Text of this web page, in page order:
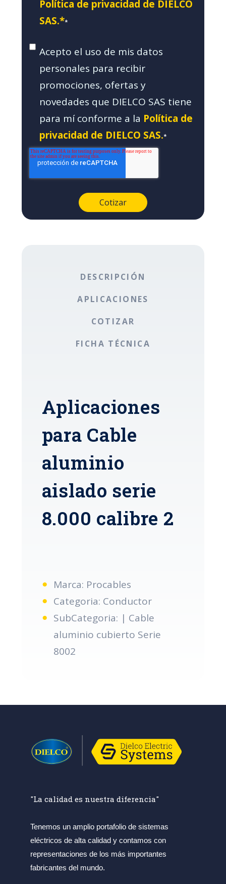
Política de privacidad de DIELCO
SAS.**
Acepto el uso de mis datos
personales para recibir
promociones, ofertas y
novedades que DIELCO SAS tiene
para mí conforme a la Política de
privacidad de DIELCO SAS.*
DESCRIPCIÓN
APLICACIONES
COTIZAR
FICHA TÉCNICA
Aplicaciones
para Cable
aluminio
aislado serie
8.000 calibre 2
Marca: Procables
Categoria: Conductor
SubCategoria: | Cable
aluminio cubierto Serie
8002
"La calidad es nuestra diferencia"
Tenemos un amplio portafolio de sistemas
eléctricos de alta calidad y contamos con
representaciones de los más importantes
fabricantes del mundo.